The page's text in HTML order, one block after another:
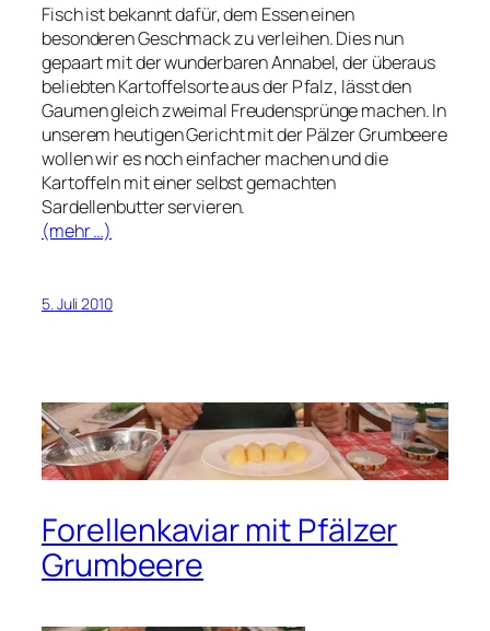
Fisch ist bekannt dafür, dem Essen einen
besonderen Geschmack zu verleihen. Dies nun
gepaart mit der wunderbaren Annabel, der überaus
beliebten Kartoffelsorte aus der Pfalz, lässt den
Gaumen gleich zweimal Freudensprünge machen. In
unserem heutigen Gericht mit der Pälzer Grumbeere
wollen wir es noch einfacher machen und die
Kartoffeln mit einer selbst gemachten
Sardellenbutter servieren.
(mehr …)
5. Juli 2010
Forellenkaviar mit Pfälzer
Grumbeere